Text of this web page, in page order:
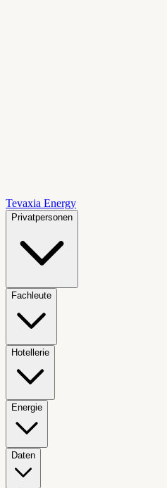
Tevaxia Energy
Privatpersonen
Fachleute
Hotellerie
Energie
Daten